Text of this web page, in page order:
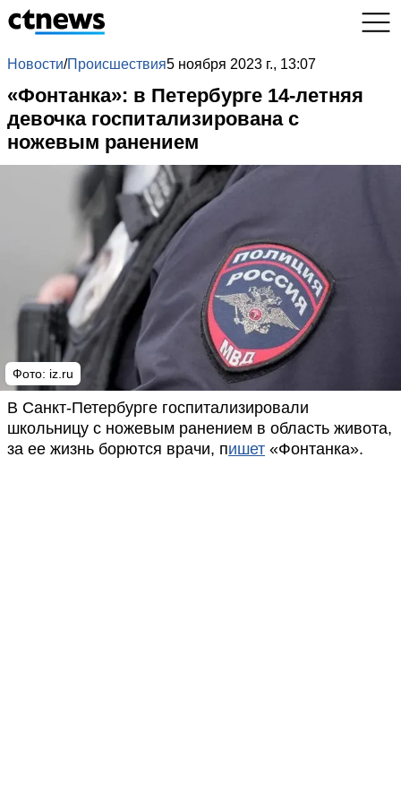
Новости/Происшествия5 ноября 2023 г., 13:07
«Фонтанка»: в Петербурге 14-летняя
девочка госпитализирована с
ножевым ранением
Фото: iz.ru
В Санкт-Петербурге госпитализировали
школьницу с ножевым ранением в область живота,
за ее жизнь борются врачи, пишет «Фонтанка».